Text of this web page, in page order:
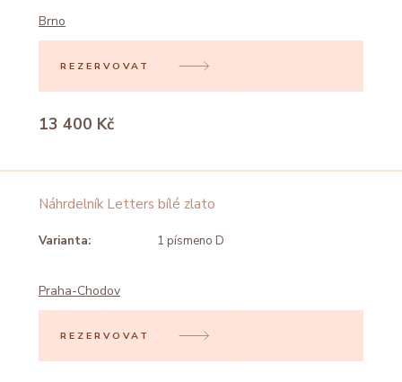
Brno
REZERVOVAT
13 400 Kč
Náhrdelník Letters bílé zlato
Varianta: 1 písmeno D
Praha-Chodov
REZERVOVAT